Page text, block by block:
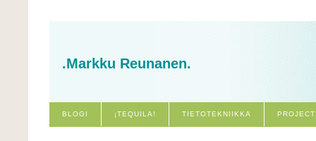
.Markku Reunanen.
BLOGI ¡TEQUILA! TIETOTEKNIIKKA